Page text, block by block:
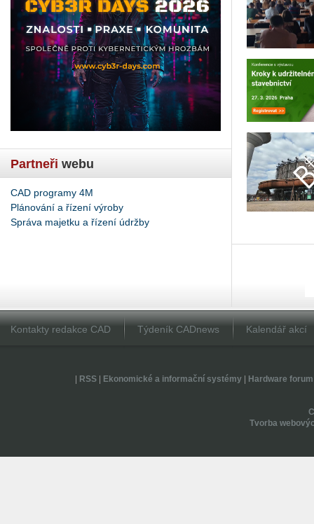
Partneři webu
CAD programy 4M
Plánování a řízení výroby
Správa majetku a řízení údržby
Kontakty redakce CAD Týdeník CADnews Kalendář akcí
RSS| Ekonomické a informační systémy| Hardware forum
Tvorba